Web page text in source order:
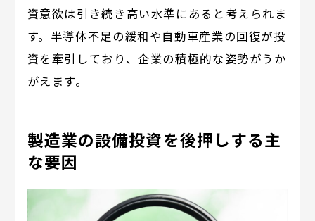
資意欲は引き続き高い水準にあると考えられま
す。半導体不足の緩和や自動車産業の回復が投
資を牽引しており、企業の積極的な姿勢がうか
がえます。
製造業の設備投資を後押しする主
な要因